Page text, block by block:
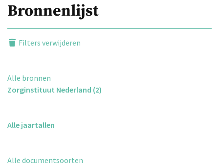
Bronnenlijst
Filters verwijderen
Alle bronnen
Zorginstituut Nederland (2)
Alle jaartallen
Alle documentsoorten